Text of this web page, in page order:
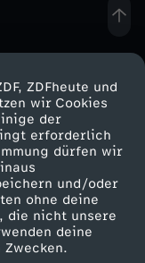
ZDFheute und
wir Cookies
der
erforderlich
dürfen wir
und/oder
ohne deine
die nicht unsere
deine
ZDF